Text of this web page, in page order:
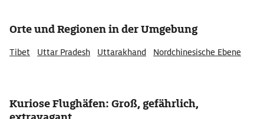
Orte und Regionen in der Umgebung
Tibet Uttar Pradesh Uttarakhand Nordchinesische Ebene
Kuriose Flughäfen: Groß, gefährlich,